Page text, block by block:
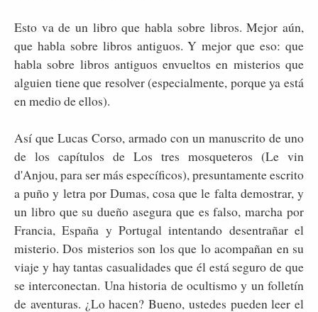
Esto va de un libro que habla sobre libros. Mejor aún,
que habla sobre libros antiguos. Y mejor que eso: que
habla sobre libros antiguos envueltos en misterios que
alguien tiene que resolver (especialmente, porque ya está
en medio de ellos).
Así que Lucas Corso, armado con un manuscrito de uno
de los capítulos de Los tres mosqueteros (Le vin
d'Anjou, para ser más específicos), presuntamente escrito
a puño y letra por Dumas, cosa que le falta demostrar, y
un libro que su dueño asegura que es falso, marcha por
Francia, España y Portugal intentando desentrañar el
misterio. Dos misterios son los que lo acompañan en su
viaje y hay tantas casualidades que él está seguro de que
se interconectan. Una historia de ocultismo y un folletín
de aventuras. ¿Lo hacen? Bueno, ustedes pueden leer el